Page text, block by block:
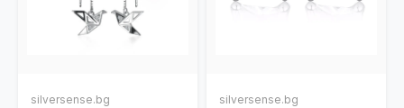
silversense.bg silversense.bg